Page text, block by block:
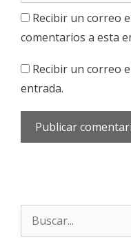
Recibir un correo
comentarios a esta
Recibir un correo
entrada.
Buscar: